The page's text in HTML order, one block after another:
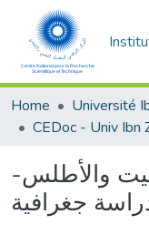
Home
CEDoc - Univ Ibn
-جهاز التعمير بازغار تزنيت والأطلس
جغرافية